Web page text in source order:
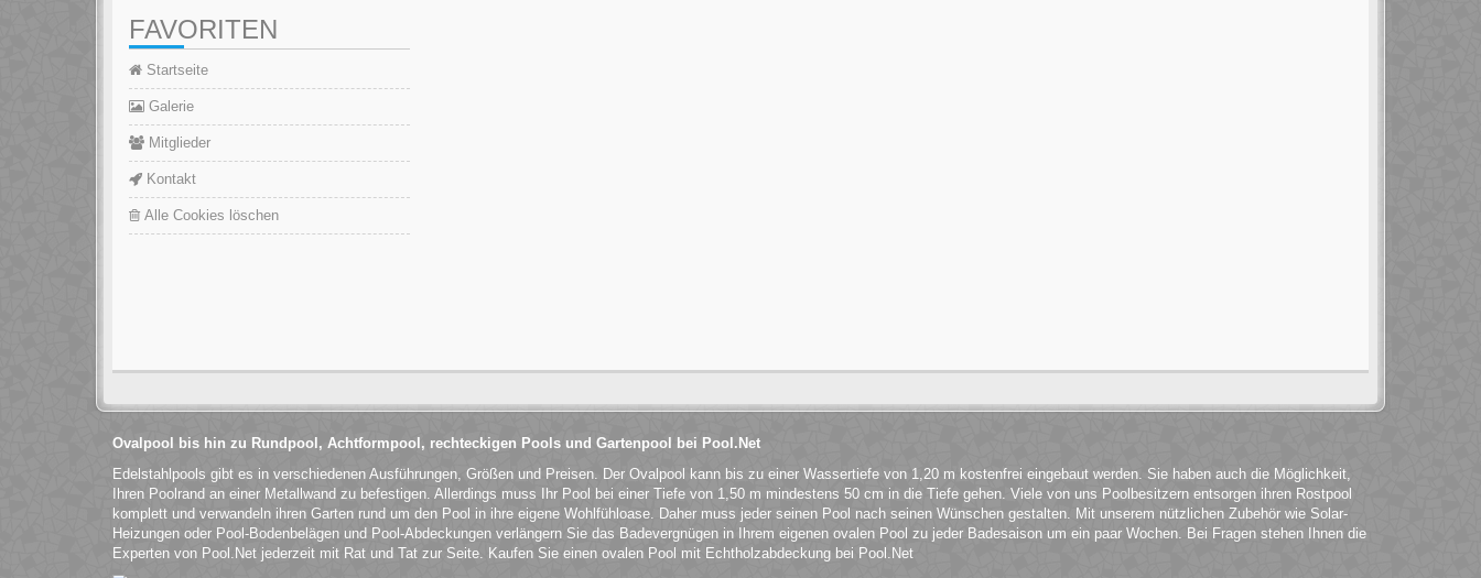
FAVORITEN
Startseite
Galerie
Mitglieder
Kontakt
Alle Cookies löschen
Ovalpool bis hin zu Rundpool, Achtformpool, rechteckigen Pools und Gartenpool bei Pool.Net
Edelstahlpools gibt es in verschiedenen Ausführungen, Größen und Preisen. Der Ovalpool kann bis zu einer Wassertiefe von 1,20 m kostenfrei eingebaut werden. Sie haben auch die Möglichkeit,
Ihren Poolrand an einer Metallwand zu befestigen. Allerdings muss Ihr Pool bei einer Tiefe von 1,50 m mindestens 50 cm in die Tiefe gehen. Viele von uns Poolbesitzern entsorgen ihren Rostpool
komplett und verwandeln ihren Garten rund um den Pool in ihre eigene Wohlfühloase. Daher muss jeder seinen Pool nach seinen Wünschen gestalten. Mit unserem nützlichen Zubehör wie Solar-
Heizungen oder Pool-Bodenbelägen und Pool-Abdeckungen verlängern Sie das Badevergnügen in Ihrem eigenen ovalen Pool zu jeder Badesaison um ein paar Wochen. Bei Fragen stehen Ihnen die
Experten von Pool.Net jederzeit mit Rat und Tat zur Seite. Kaufen Sie einen ovalen Pool mit Echtholzabdeckung bei Pool.Net